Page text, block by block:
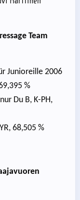
Team
Junioreille 2006
%
Du B, K-PH,
68,505 %